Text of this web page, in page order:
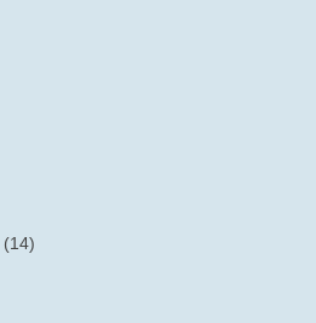
(14)